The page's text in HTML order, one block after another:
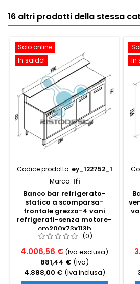
16 altri prodotti della stessa
Solo online
In saldo!
Codice prodotto: ey_122752_1
Marca: Ifi
Banco bar refrigerato-
statico a scomparsa-
frontale grezzo-4 vani
refrigerati-senza motore-
cm200x73x113h
(0)
4.006,56 € (Iva esclusa)
881,44 € (Iva)
4.888,00 € (Iva inclusa)
In